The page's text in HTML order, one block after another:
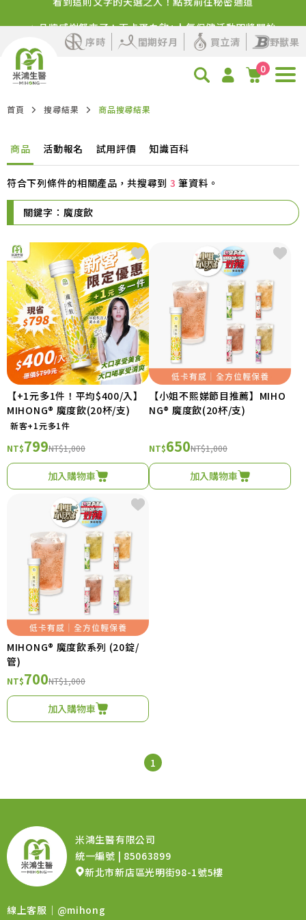
✨品牌感謝祭來了！百卡蛋白飲+人氣保健活動即將開始
序時
閨期好月 買立清
野獸果
0
首頁 搜尋結果 商品搜尋結果
商品 活動報名 試用評價 知識百科
符合下列條件的相關產品，共搜尋到 3 筆資料。
關鍵字： 魔度飲
【+1元多1件！平均$400/入】
MIHONG® 魔度飲(20杯/支)
新客+1元多1件
NT$799NT$1,000
加入購物車
【小姐不熙娣節目推薦】MIHO
NG® 魔度飲(20杯/支)
NT$650NT$1,000
加入購物車
MIHONG® 魔度飲系列 (20錠/
管)
NT$700NT$1,000
加入購物車
1
線上客服｜ @mihong
米鴻生醫有限公司
統一編號 | 85063899
新北市新店區光明街98-1號5樓